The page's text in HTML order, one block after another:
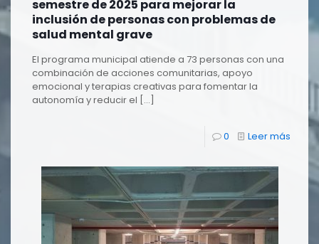
semestre de 2025 para mejorar la
inclusión de personas con problemas de
salud mental grave
El programa municipal atiende a 73 personas con una
combinación de acciones comunitarias, apoyo
emocional y terapias creativas para fomentar la
autonomía y reducir el […]
0 Leer más